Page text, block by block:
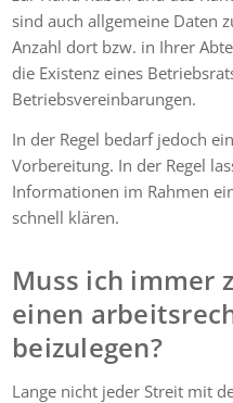
sind auch allgemeine Daten
Anzahl dort bzw. in Ihrer
die Existenz eines
Betriebsvereinbarungen.
In der Regel bedarf jedoch
Vorbereitung. In der Regel
Informationen im Rahmen
schnell klären.
Muss ich immer
einen
beizulegen?
Lange nicht jeder Streit mit